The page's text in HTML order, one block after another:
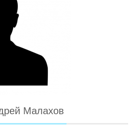
Малахов